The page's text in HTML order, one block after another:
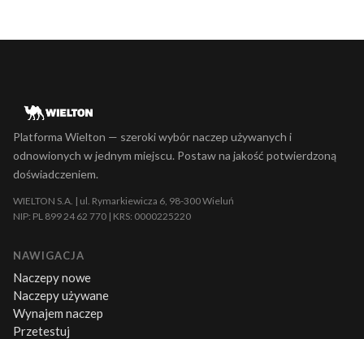
Platforma Wielton — szeroki wybór naczep używanych i
odnowionych w jednym miejscu. Postaw na jakość potwierdzoną
doświadczeniem.
WIELTON S.A. | ul. Rymarkiewicza 6, 98-300 Wieluń
NIP: PL 899 24 62 770 | KRS: 0000225220
NAWIGACJA
Naczepy nowe
Naczepy używane
Wynajem naczep
Przetestuj